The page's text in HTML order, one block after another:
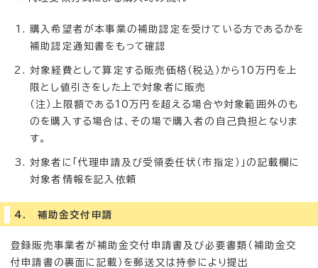
購入希望者が本事業の補助認定を受けている方であるかを
補助認定通知書をもって確認
対象経費として算定する販売価格（税込）から10万円を上
限とし値引きをした上で対象者に販売
（注）上限額である10万円を超える場合や対象範囲外のも
のを購入する場合は、その場で購入者の自己負担となりま
す。
対象者に「代理申請及び受領委任状（市指定）」の記載欄に
対象者情報を記入依頼
4. 補助金交付申請
登録販売事業者が補助金交付申請書及び必要書類（補助金交
付申請書の裏面に記載）を郵送又は持参により提出